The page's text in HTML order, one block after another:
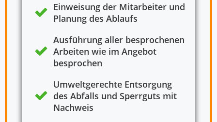
Einweisung der Mitarbeiter und
Planung des Ablaufs
Ausführung aller besprochenen
Arbeiten wie im Angebot
besprochen
Umweltgerechte Entsorgung
des Abfalls und Sperrguts mit
Nachweis